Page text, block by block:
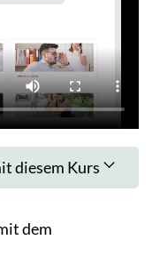
diesem Kurs
dem